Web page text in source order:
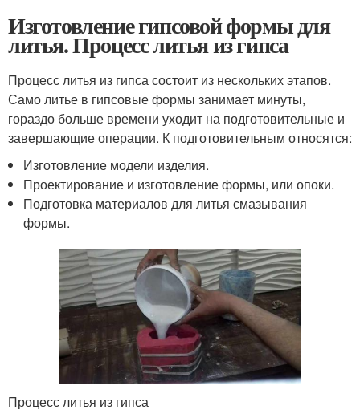
Изготовление гипсовой формы для
литья. Процесс литья из гипса
Процесс литья из гипса состоит из нескольких этапов.
Само литье в гипсовые формы занимает минуты,
гораздо больше времени уходит на подготовительные и
завершающие операции. К подготовительным относятся:
Изготовление модели изделия.
Проектирование и изготовление формы, или опоки.
Подготовка материалов для литья смазывания
формы.
Процесс литья из гипса